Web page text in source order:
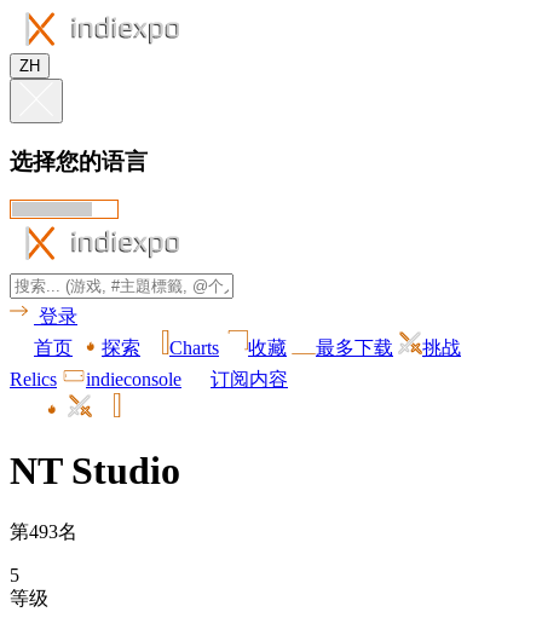
ZH
选择您的语言
登录
首页
探索 Charts 收藏 最多下载
挑战
Relics
indieconsole 订阅内容
NT Studio
第493名
5
等级